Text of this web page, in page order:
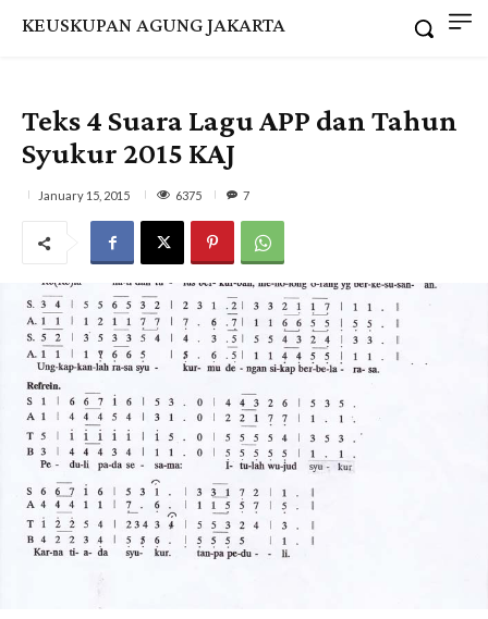
KEUSKUPAN AGUNG JAKARTA
Teks 4 Suara Lagu APP dan Tahun
Syukur 2015 KAJ
January 15, 2015 6375 7